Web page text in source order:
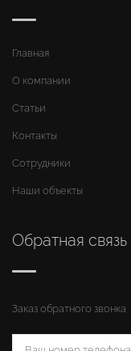
Главная
О компании
Статьи
Контакты
Сотрудники
Наши объекты
Обратная связь
Заказ обратного звонка